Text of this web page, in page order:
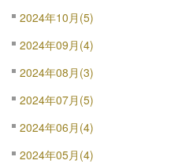
2024年10月(5)
2024年09月(4)
2024年08月(3)
2024年07月(5)
2024年06月(4)
2024年05月(4)